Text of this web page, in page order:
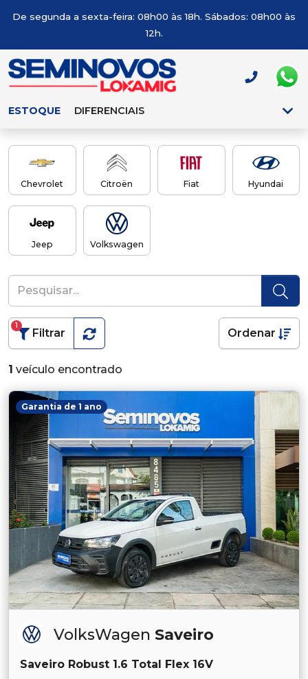
De segunda a sexta-feira: 08h00 às 18h. Sábados: 08h00 às
12h.
ESTOQUE DIFERENCIAIS
Chevrolet Citroën Fiat Hyundai
Jeep Volkswagen
Filtrar
1
Ordenar
1 veículo encontrado
Garantia de 1 ano
VolksWagen Saveiro
Saveiro Robust 1.6 Total Flex 16V